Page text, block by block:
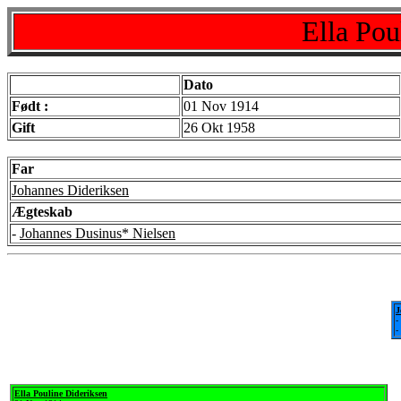
Ella
Dato
Født :
01 Nov 1914
Gift
26 Okt 1958
Far
Johannes Dideriksen
Ægteskab
- Johannes Dusinus* Nielsen
Ella Pouline Dideriksen
-
-